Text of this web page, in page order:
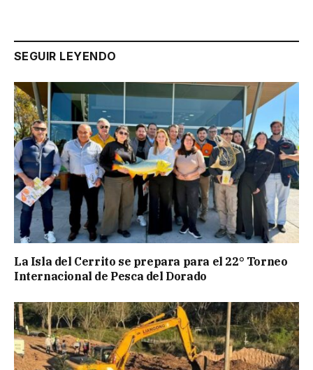
SEGUIR LEYENDO
La Isla del Cerrito se prepara para el 22° Torneo
Internacional de Pesca del Dorado